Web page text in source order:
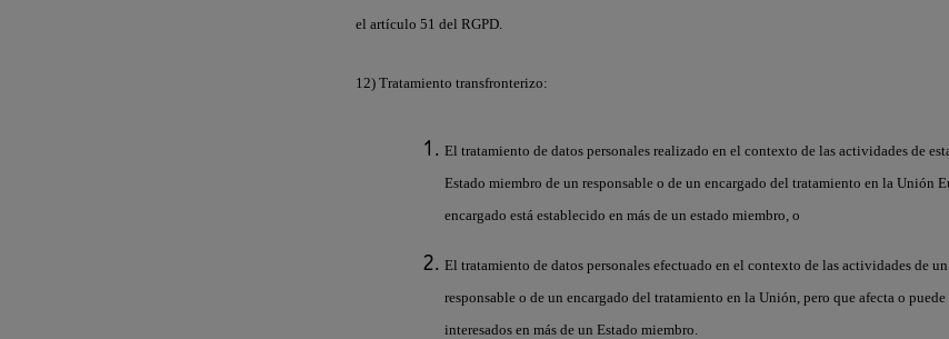
el artículo 51 del RGPD.
12) Tratamiento transfronterizo:
El tratamiento de datos personales realizado en el contexto de las actividades de
Estado miembro de un responsable o de un encargado del tratamiento en la Unión
encargado está establecido en más de un estado miembro, o
El tratamiento de datos personales efectuado en el contexto de las actividades de
responsable o de un encargado del tratamiento en la Unión, pero que afecta o
interesados en más de un Estado miembro.